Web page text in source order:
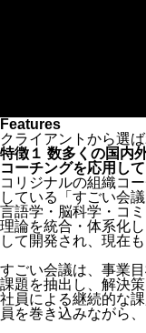
Features
クライアントから選
特徴１ 数多くの国内
コーチングを応用し
コリジナルの組織コ
している「すごい会
言語学・脳科学・コ
理論を統合・体系化
して開発され、現在
すごい会議は、事業
課題を抽出し、解決
社員による継続的な
員を巻き込みながら